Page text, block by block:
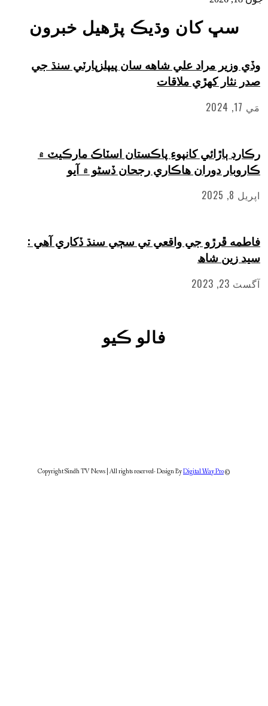
کان وڌيڪ پڙهيل خبرون
مراد علي شاهه سان پيپلزپارٽي سنڌ جي
کهڙي ملاقات
ٻاڙائي کانپوءِ پاڪستان اسٽاڪ مارڪيٽ ۾
دوران هاڪاري رجحان ڏسڻو ۾ آيو
ڦرڙو جي واقعي تي سڄي سنڌ ڏکاري آهي :
شاھ
فالو ڪيو
Digital Way Pro